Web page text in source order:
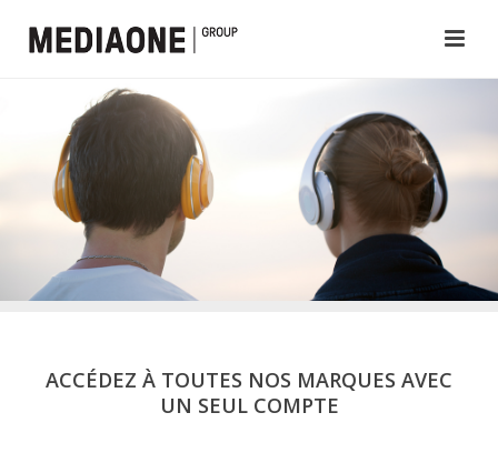
ACCÉDEZ À TOUTES NOS MARQUES AVEC
UN SEUL COMPTE